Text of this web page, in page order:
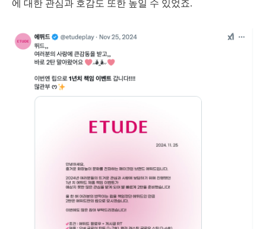
에 대한 관심과 호감도 또한 높일 수 있었죠.